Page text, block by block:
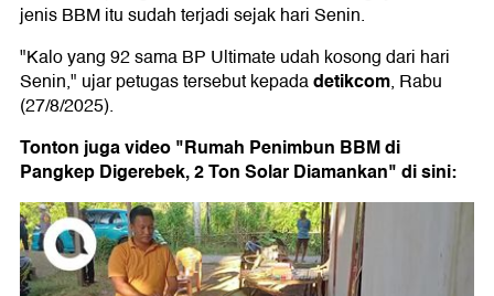
jenis BBM itu sudah terjadi sejak hari Senin.
"Kalo yang 92 sama BP Ultimate udah kosong dari hari
Senin," ujar petugas tersebut kepadadetikcom, Rabu
(27/8/2025).
Tonton juga video "Rumah Penimbun BBM di
Pangkep Digerebek, 2 Ton Solar Diamankan" di sini: